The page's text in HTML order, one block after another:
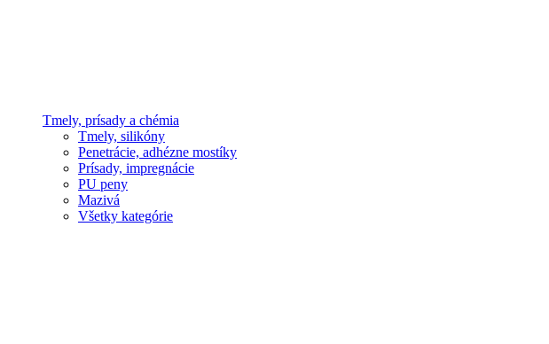
Tmely, prísady a chémia
Tmely, silikóny
Penetrácie, adhézne mostíky
Prísady, impregnácie
PU peny
Mazivá
Všetky kategórie